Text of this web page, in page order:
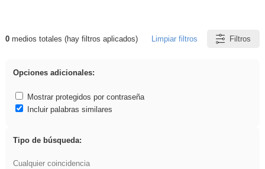
Resultados de: soldador
0medios totales (hay filtros aplicados) Limpiar filtros Filtros
Opciones adicionales:
Mostrar protegidos por contraseña
Incluir palabras similares
Tipo de búsqueda:
Cualquier coincidencia